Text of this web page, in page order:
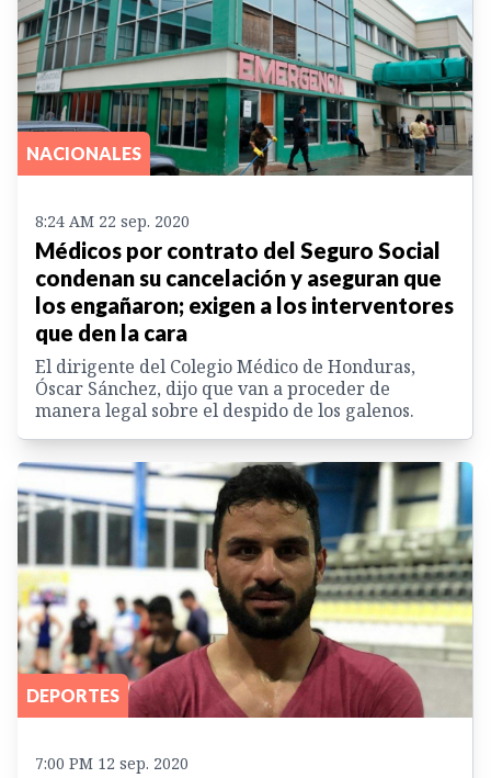
NACIONALES
8:24 AM 22 sep. 2020
Médicos por contrato del Seguro Social
condenan su cancelación y aseguran que
los engañaron; exigen a los interventores
que den la cara
El dirigente del Colegio Médico de Honduras,
Óscar Sánchez, dijo que van a proceder de
manera legal sobre el despido de los galenos.
DEPORTES
7:00 PM 12 sep. 2020